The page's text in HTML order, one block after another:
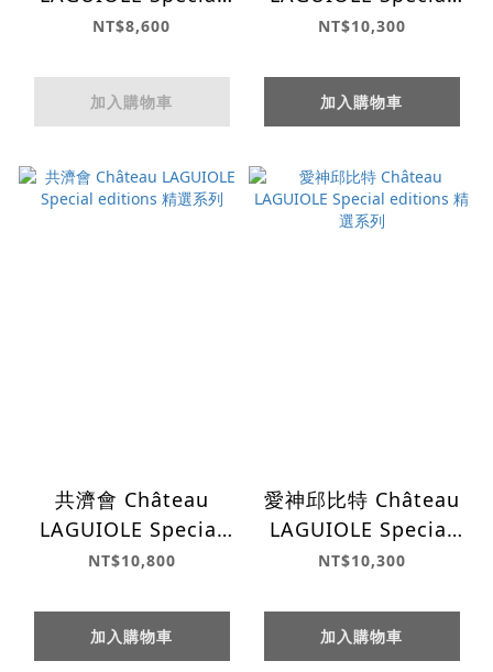
editions 精選系列
NT$8,600
加入購物車
editions 精選系列
NT$10,300
加入購物車
共濟會 Château
LAGUIOLE Special
editions 精選系列
NT$10,800
加入購物車
愛神邱比特 Château
LAGUIOLE Special
editions 精選系列
NT$10,300
加入購物車